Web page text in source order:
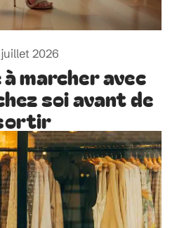
juillet 2026
marcher avec
soi avant de